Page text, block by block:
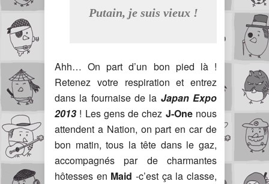
Putain, je suis vieux !
Ahh… On part d’un bon pied là !
Retenez votre respiration et entrez
dans la fournaise de la Japan Expo
2013 ! Les gens de chez J-Onenous
attendent a Nation, on part en car de
bon matin, tous la tête dans le gaz,
accompagnés par de charmantes
hôtesses en Maid -c’est ça la classe,